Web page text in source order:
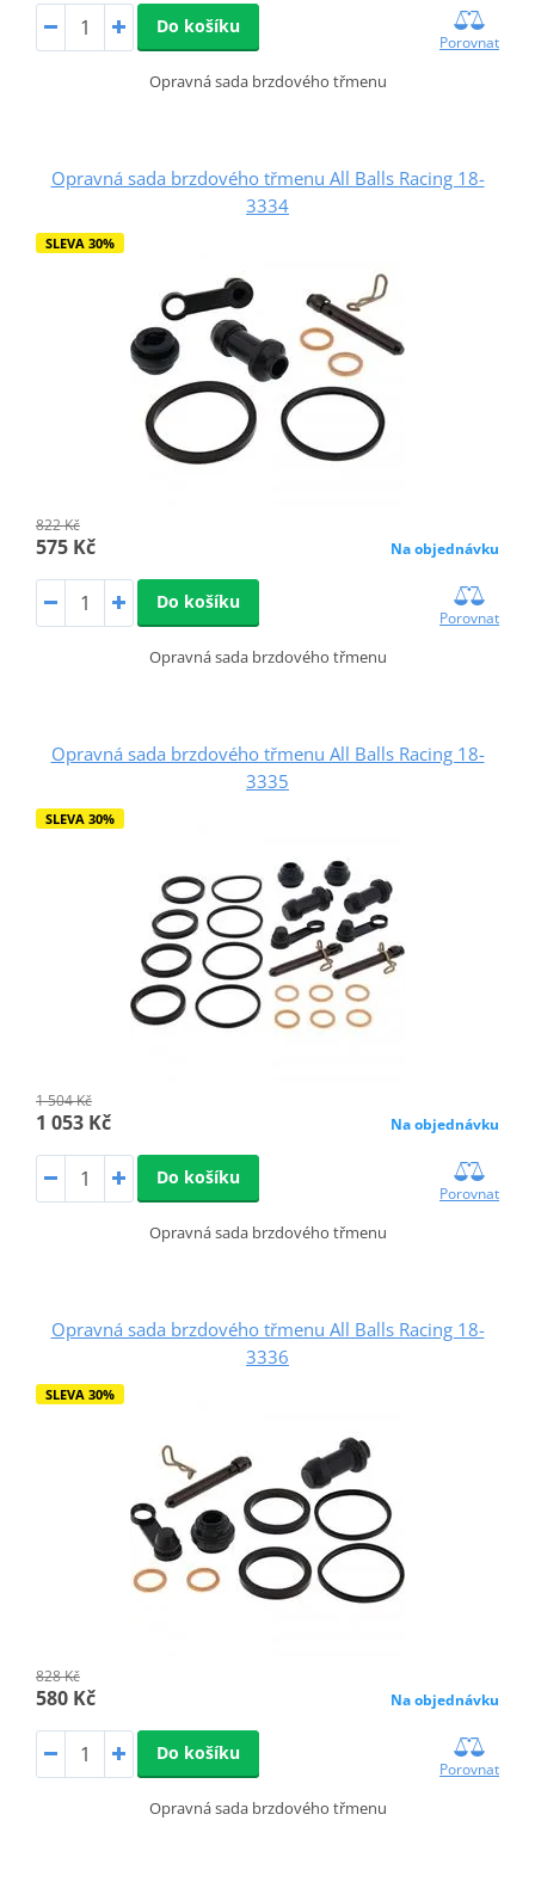
Do košíku
Porovnat
Opravná sada brzdového třmenu
Opravná sada brzdového třmenu All Balls Racing 18-
3334
SLEVA 30%
822 Kč
575 Kč Na objednávku
Do košíku
Porovnat
Opravná sada brzdového třmenu
Opravná sada brzdového třmenu All Balls Racing 18-
3335
SLEVA 30%
1 504 Kč
1 053 Kč Na objednávku
Do košíku
Porovnat
Opravná sada brzdového třmenu
Opravná sada brzdového třmenu All Balls Racing 18-
3336
SLEVA 30%
828 Kč
580 Kč Na objednávku
Do košíku
Porovnat
Opravná sada brzdového třmenu